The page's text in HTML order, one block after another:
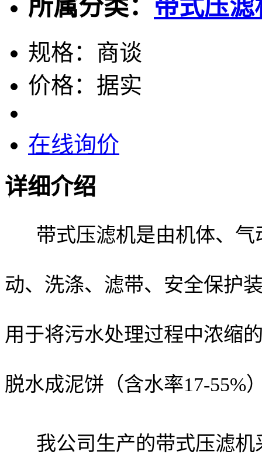
所属分类： 带式压滤
规格： 商谈
价格： 据实
在线询价
详细介绍
带式压滤机是由机体、气
动、洗涤、滤带、安全保护
用于将污水处理过程中浓缩
脱水成泥饼（含水率17-55%
我公司生产的带式压滤